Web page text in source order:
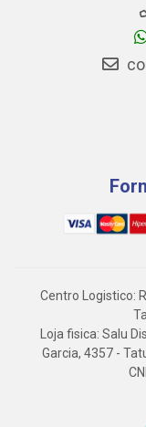
Centro Logistico:
Loja fisica: Salu
Garcia, 4357 -